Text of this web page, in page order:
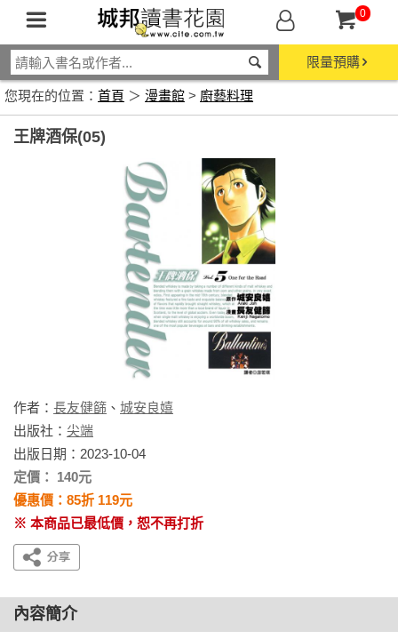
0
限量預購
您現在的位置： 首頁 ＞ 漫畫館 > 廚藝料理
王牌酒保(05)
作者： 長友健篩 、 城安良嬉
出版社： 尖端
出版日期：2023-10-04
定價： 140元
優惠價：85折 119元
※ 本商品已最低價，恕不再打折
內容簡介